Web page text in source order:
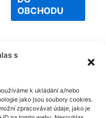
s
k ukládání a/nebo
jako jsou soubory cookies.
zpracovávat údaje, jako je
OBCHODU